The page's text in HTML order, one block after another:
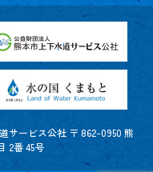
サービス公社 〒 862-0950 熊
2番 45号